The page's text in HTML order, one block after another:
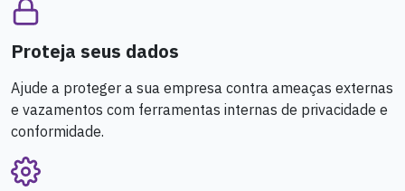
Proteja seus dados
Ajude a proteger a sua empresa contra ameaças externas
e vazamentos com ferramentas internas de privacidade e
conformidade.